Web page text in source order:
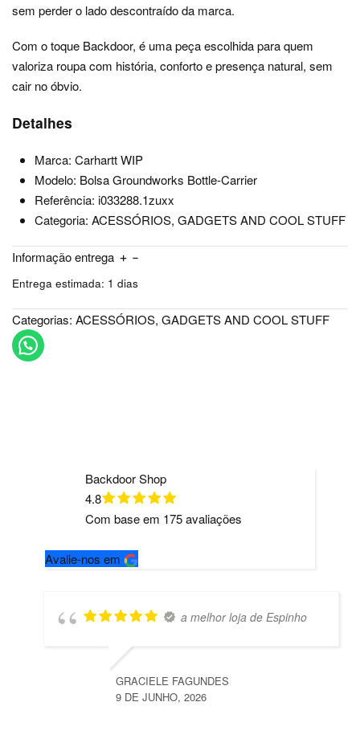
sem perder o lado descontraído da marca.
Com o toque Backdoor, é uma peça escolhida para quem
valoriza roupa com história, conforto e presença natural, sem
cair no óbvio.
Detalhes
Marca: Carhartt WIP
Modelo: Bolsa Groundworks Bottle-Carrier
Referência: i033288.1zuxx
Categoria: ACESSÓRIOS, GADGETS AND COOL STUFF
Informação entrega
Entrega estimada: 1 dias
Categorias: ACESSÓRIOS, GADGETS AND COOL STUFF
Backdoor Shop
4.8
Com base em 175avaliações
Avalie-nos em
a melhor loja de Espinho
GRACIELE FAGUNDES
9 DE JUNHO, 2026